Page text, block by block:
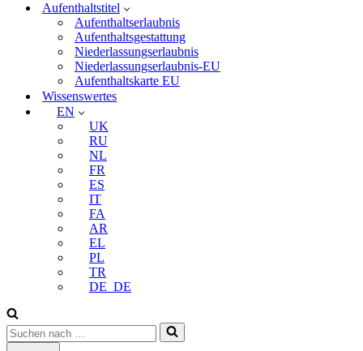
Aufenthaltstitel
Aufenthaltserlaubnis
Aufenthaltsgestattung
Niederlassungserlaubnis
Niederlassungserlaubnis-EU
Aufenthaltskarte EU
Wissenswertes
EN
UK
RU
NL
FR
ES
IT
FA
AR
EL
PL
TR
DE_DE
Suchen
nach …